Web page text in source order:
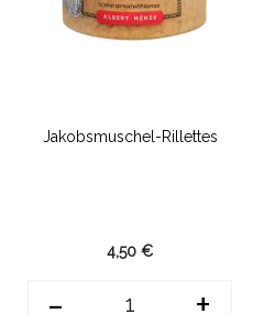
Jakobsmuschel-Rillettes
4,50 €
- +